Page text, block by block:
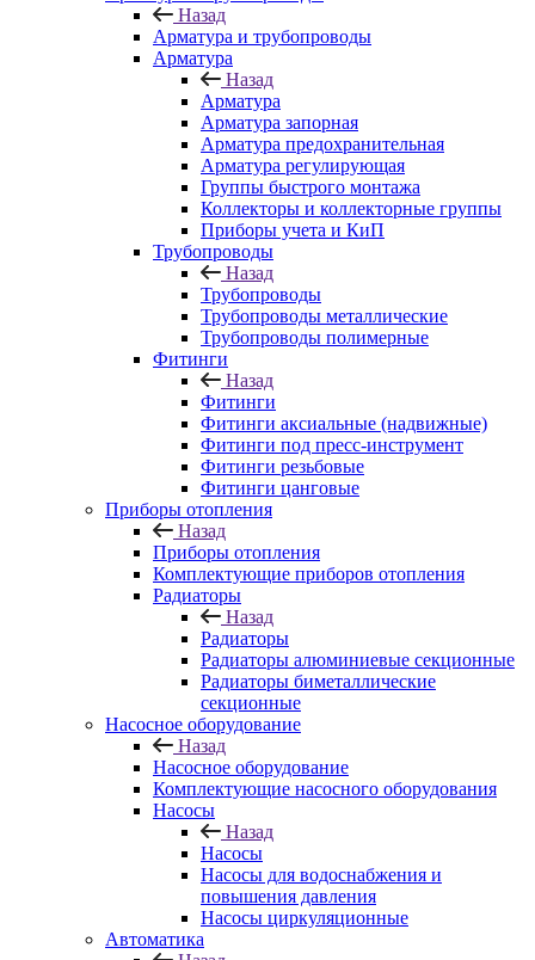
Назад
Арматура и трубопроводы
Арматура
Назад
Арматура
Арматура запорная
Арматура предохранительная
Арматура регулирующая
Группы быстрого монтажа
Коллекторы и коллекторные группы
Приборы учета и КиП
Трубопроводы
Назад
Трубопроводы
Трубопроводы металлические
Трубопроводы полимерные
Фитинги
Назад
Фитинги
Фитинги аксиальные (надвижные)
Фитинги под пресс-инструмент
Фитинги резьбовые
Фитинги цанговые
Приборы отопления
Назад
Приборы отопления
Комплектующие приборов отопления
Радиаторы
Назад
Радиаторы
Радиаторы алюминиевые секционные
Радиаторы биметаллические
секционные
Насосное оборудование
Назад
Насосное оборудование
Комплектующие насосного оборудования
Насосы
Назад
Насосы
Насосы для водоснабжения и
повышения давления
Насосы циркуляционные
Автоматика